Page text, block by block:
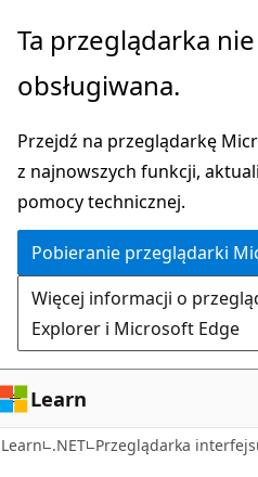
Przejdź
głównej
Przejdź
nawigacji
stronie
Ta przeglądarka
obsługiwana.
Przejdź na przeglądarkę
z najnowszych funkcji,
pomocy technicznej.
Pobieranie przeglądarki
Więcej informacji o
Explorer i Microsoft Edge
Learn
Learn .NET Przeglądarka